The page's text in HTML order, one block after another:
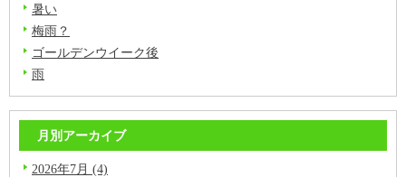
暑い
梅雨？
ゴールデンウイーク後
雨
月別アーカイブ
2026年7月 (4)